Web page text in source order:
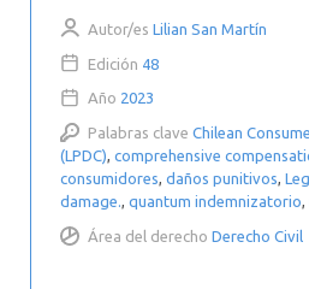
Autor/es Lilian San Martín
Edición 48
Año 2023
Palabras clave Chilean
(LPDC),comprehensive
consumidores,daños punitivos,
damage.,quantum indemnizatorio,
Área del derecho Derecho Civil